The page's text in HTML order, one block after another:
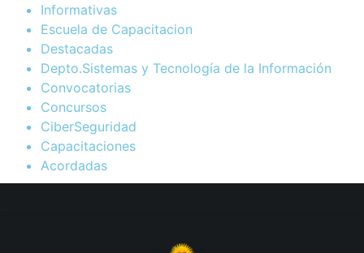
Informativas
Escuela de Capacitacion
Destacadas
Depto.Sistemas y Tecnología de la Información
Convocatorias
Concursos
CiberSeguridad
Capacitaciones
Acordadas